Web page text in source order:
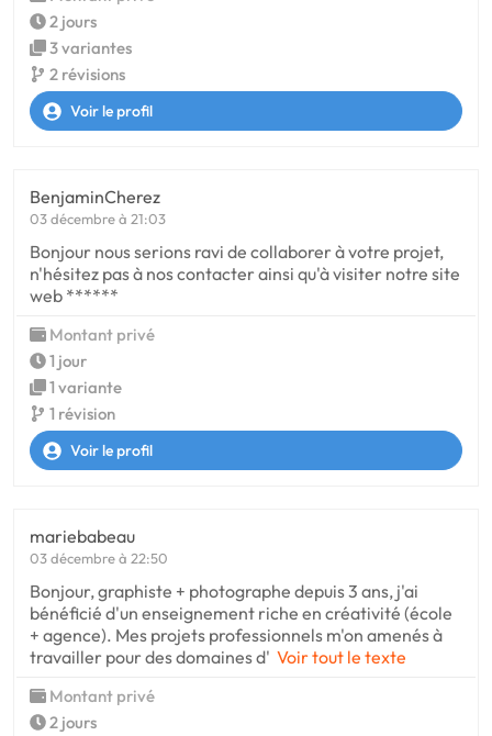
2 jours
3 variantes
2 révisions
Voir le profil
BenjaminCherez
03 décembre à 21:03
Bonjour nous serions ravi de collaborer à votre projet,
n'hésitez pas à nos contacter ainsi qu'à visiter notre site
web ******
Montant privé
1 jour
1 variante
1 révision
Voir le profil
mariebabeau
03 décembre à 22:50
Bonjour, graphiste + photographe depuis 3 ans, j'ai
bénéficié d'un enseignement riche en créativité (école
+ agence). Mes projets professionnels m'on amenés à
travailler pour des domaines d' Voir tout le texte
Montant privé
2 jours